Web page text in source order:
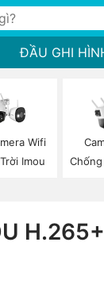
ĐẦU GHI
Wifi
Imou
H.265+